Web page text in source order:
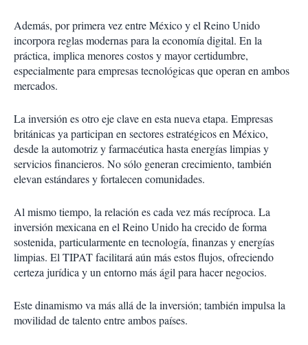
Además, por primera vez entre México y el Reino Unido
incorpora reglas modernas para la economía digital. En la
práctica, implica menores costos y mayor certidumbre,
especialmente para empresas tecnológicas que operan en ambos
mercados.
La inversión es otro eje clave en esta nueva etapa. Empresas
británicas ya participan en sectores estratégicos en México,
desde la automotriz y farmacéutica hasta energías limpias y
servicios financieros. No sólo generan crecimiento, también
elevan estándares y fortalecen comunidades.
Al mismo tiempo, la relación es cada vez más recíproca. La
inversión mexicana en el Reino Unido ha crecido de forma
sostenida, particularmente en tecnología, finanzas y energías
limpias. El TIPAT facilitará aún más estos flujos, ofreciendo
certeza jurídica y un entorno más ágil para hacer negocios.
Este dinamismo va más allá de la inversión; también impulsa la
movilidad de talento entre ambos países.